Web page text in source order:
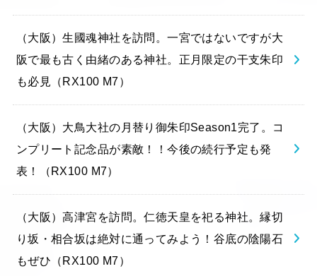
（大阪）生國魂神社を訪問。一宮ではないですが大
阪で最も古く由緒のある神社。正月限定の干支朱印
も必見（RX100 M7）
（大阪）大鳥大社の月替り御朱印Season1完了。コ
ンプリート記念品が素敵！！今後の続行予定も発
表！（RX100 M7）
（大阪）高津宮を訪問。仁徳天皇を祀る神社。縁切
り坂・相合坂は絶対に通ってみよう！谷底の陰陽石
もぜひ（RX100 M7）